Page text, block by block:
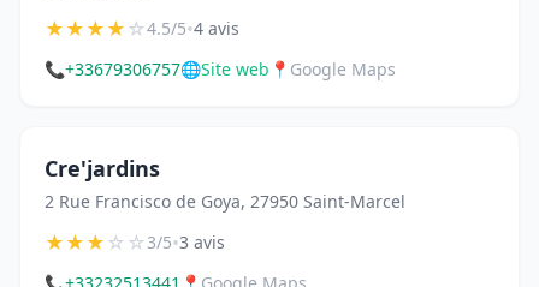
★★★★☆4.5/5•4 avis
📞+33679306757🌐Site web 📍 Google Maps
Cre'jardins
2 Rue Francisco de Goya, 27950 Saint-Marcel
★★★☆☆3/5•3 avis
📞+33232513441 📍 Google Maps